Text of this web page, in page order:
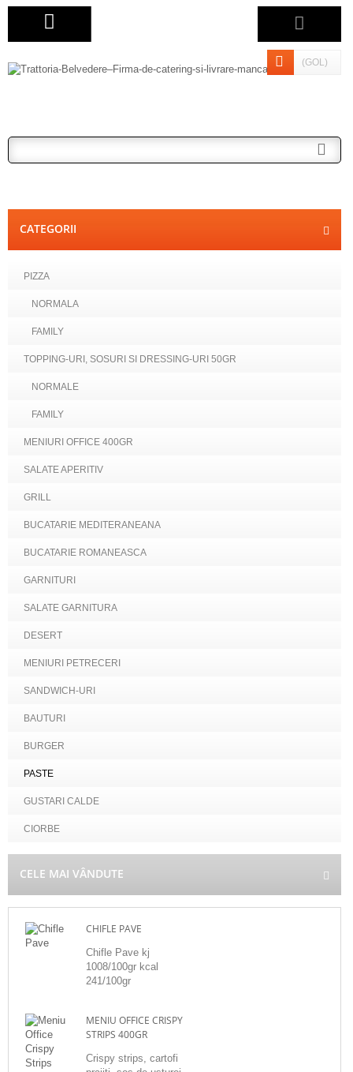
(GOL)
CATEGORII
PIZZA
NORMALA
FAMILY
TOPPING-URI, SOSURI SI DRESSING-URI 50GR
NORMALE
FAMILY
MENIURI OFFICE 400GR
SALATE APERITIV
GRILL
BUCATARIE MEDITERANEANA
BUCATARIE ROMANEASCA
GARNITURI
SALATE GARNITURA
DESERT
MENIURI PETRECERI
SANDWICH-URI
BAUTURI
BURGER
PASTE
GUSTARI CALDE
CIORBE
CELE MAI VÂNDUTE
CHIFLE PAVE
Chifle Pave kj
1008/100gr kcal
241/100gr
MENIU OFFICE CRISPY
STRIPS 400GR
Crispy strips, cartofi